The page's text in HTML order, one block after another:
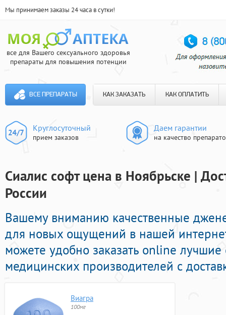
Мы принимаем заказы 24 часа в сутки!
все для Вашего сексуального здоровья
препараты для повышения потенции
ВСЕ ПРЕПАРАТЫ КАК ЗАКАЗАТЬ КАК ОПЛАТИТЬ
Круглосуточный
прием заказов
Даем гарантии
на качество
Сиалис софт цена в Ноябрьске |
России
Вашему вниманию качественные
для новых ощущений в нашей
можете удобно заказать online
медицинских производителей с
Виагра
100мг